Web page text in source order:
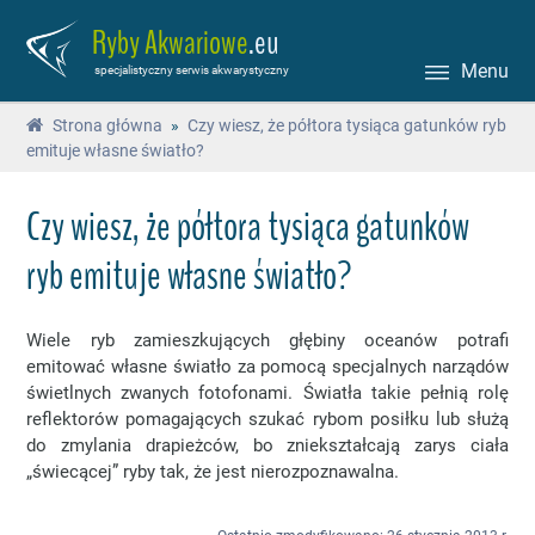
Ryby Akwariowe.eu
specjalistyczny serwis akwarystyczny Menu
Strona główna » Czy wiesz, że półtora tysiąca gatunków ryb
emituje własne światło?
Czy wiesz, że półtora tysiąca gatunków
ryb emituje własne światło?
Wiele ryb zamieszkujących głębiny oceanów potrafi
emitować własne światło za pomocą specjalnych narządów
świetlnych zwanych fotofonami. Światła takie pełnią rolę
reflektorów pomagających szukać rybom posiłku lub służą
do zmylania drapieżców, bo zniekształcają zarys ciała
„świecącej” ryby tak, że jest nierozpoznawalna.